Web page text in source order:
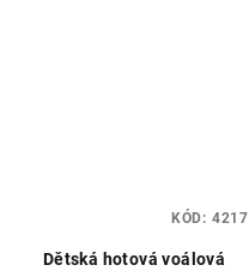
Dětská hotová voálová
KÓD: 4217